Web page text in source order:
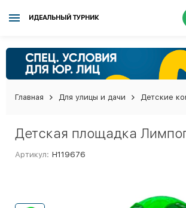
ИДЕАЛЬНЫЙ ТУРНИК
Главная Для улицы и дачи Детские
Детская площадка
Артикул: Н119676